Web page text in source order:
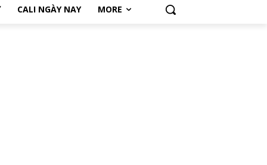
CALI NGÀY NAY MORE